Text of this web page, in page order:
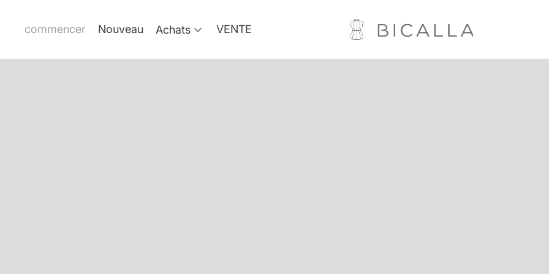
commencer Nouveau Achats VENTE